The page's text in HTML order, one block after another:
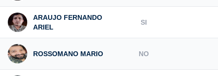
ARAUJO FERNANDO
ARIEL
SI
ROSSOMANO MARIO NO